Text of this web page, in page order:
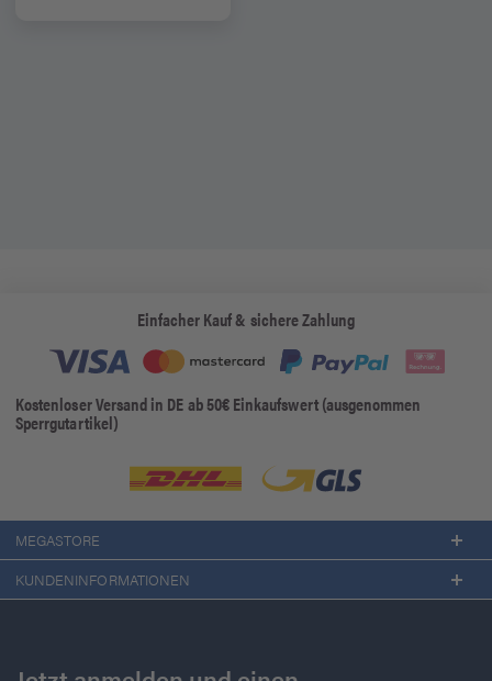
Einfacher Kauf & sichere Zahlung
Kostenloser Versand in DE ab 50€ Einkaufswert (ausgenommen
Sperrgutartikel)
MEGASTORE
KUNDENINFORMATIONEN